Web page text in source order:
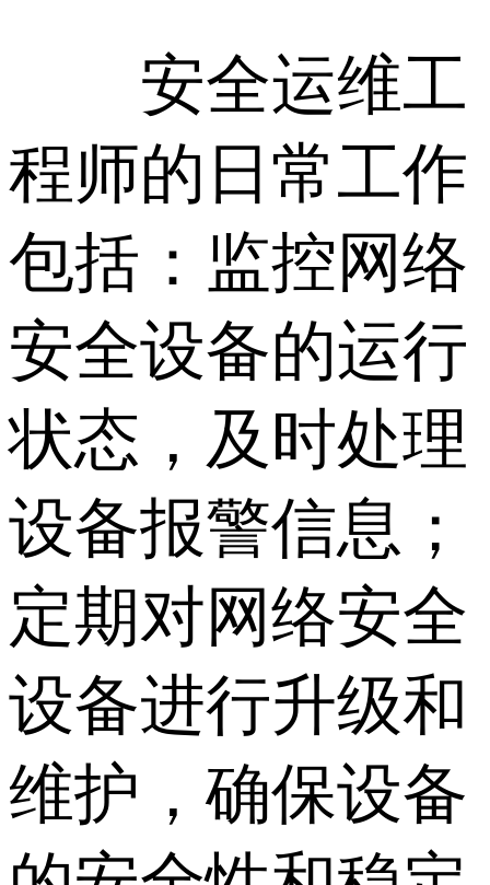
安全运维工
程师的日常工作
包括：监控网络
安全设备的运行
状态，及时处理
设备报警信息；
定期对网络安全
设备进行升级和
维护，确保设备